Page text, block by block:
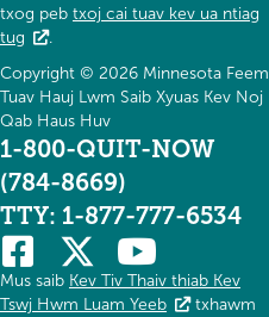
txog peb txoj cai tuav kev ua ntiag
tug
.
Copyright © 2026 Minnesota Feem
Tuav Hauj Lwm Saib Xyuas Kev Noj
Qab Haus Huv
1-800-QUIT-NOW
(784-8669)
TTY: 1-877-777-6534
Mus saib Kev Tiv Thaiv thiab Kev
Tswj Hwm Luam Yeeb
txhawm